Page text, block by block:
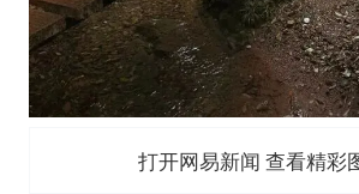
打开网易新闻 查看精彩